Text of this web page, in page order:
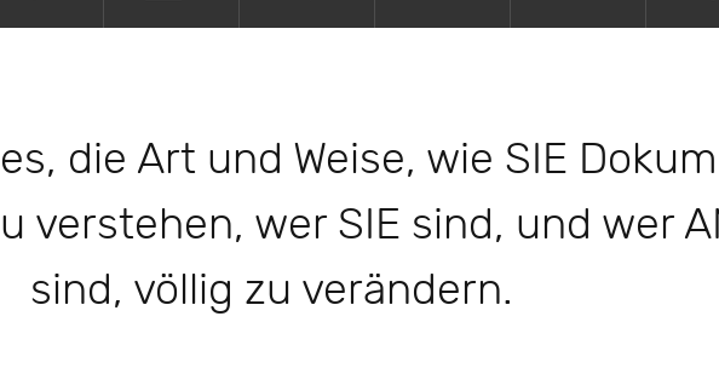
die Art und Weise, wie SIE
verstehen, wer SIE sind, und wer
sind, völlig zu verändern.